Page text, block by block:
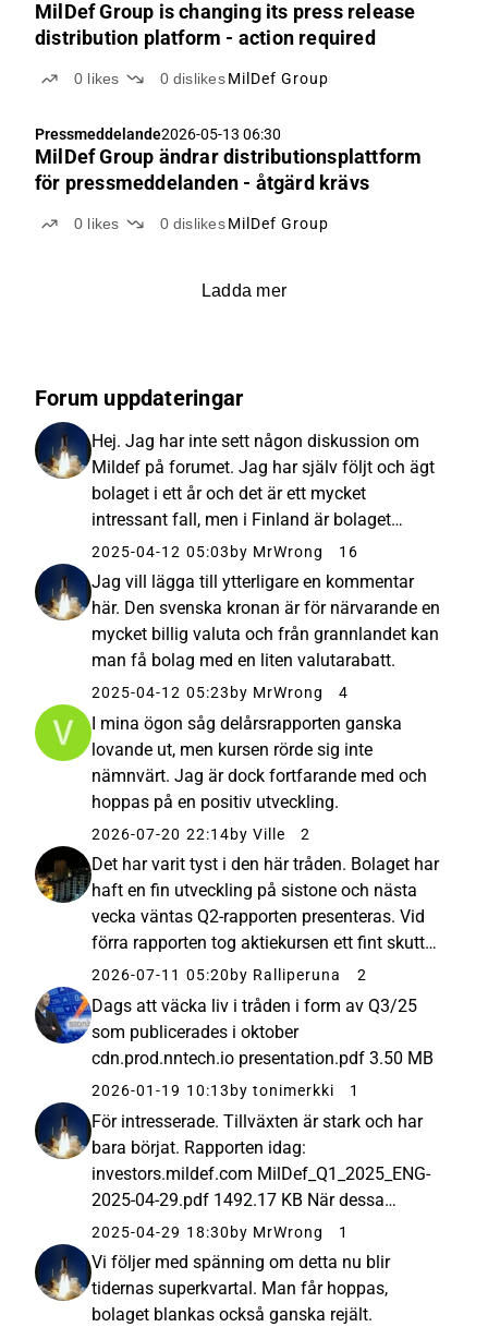
MilDef Group is changing its press release
distribution platform - action required
0 likes 0 dislikes MilDef Group
Pressmeddelande2026-05-13 06:30
MilDef Group ändrar distributionsplattform
för pressmeddelanden - åtgärd krävs
0 likes 0 dislikes MilDef Group
Ladda mer
Forum uppdateringar
Hej. Jag har inte sett någon diskussion om
Mildef på forumet. Jag har själv följt och ägt
bolaget i ett år och det är ett mycket
intressant fall, men i Finland är bolaget
mindre känt. I Börsdagens svenska avsnitt
presenterades bolaget, om jag minns rätt, lite
mer ingående. Bolaget...
2025-04-12 05:03by MrWrong 16
Jag vill lägga till ytterligare en kommentar
här. Den svenska kronan är för närvarande en
mycket billig valuta och från grannlandet kan
man få bolag med en liten valutarabatt.
2025-04-12 05:23 by MrWrong 4
I mina ögon såg delårsrapporten ganska
lovande ut, men kursen rörde sig inte
nämnvärt. Jag är dock fortfarande med och
hoppas på en positiv utveckling.
2026-07-20 22:14by Ville 2
Det har varit tyst i den här tråden. Bolaget har
haft en fin utveckling på sistone och nästa
vecka väntas Q2-rapporten presenteras. Vid
förra rapporten tog aktiekursen ett fint skutt
uppåt. Ett omfattande 7-årsavtal med det
svenska försvaret offentliggjordes ju nyligen.
Har ni andra...
2026-07-11 05:20 by Ralliperuna 2
Dags att väcka liv i tråden i form av Q3/25
som publicerades i oktober
cdn.prod.nntech.io presentation.pdf 3.50 MB
2026-01-19 10:13 by tonimerkki 1
För intresserade. Tillväxten är stark och har
bara börjat. Rapporten idag:
investors.mildef.com MilDef_Q1_2025_ENG-
2025-04-29.pdf 1492.17 KB När dessa
beställningar kommer, säljer Mildef också:
Helsingin Sanomat – 25 Apr 25 Asekauppa |
Panssareiden jättimäinen yhteisosto saattaa
...
2025-04-29 18:30by MrWrong 1
Vi följer med spänning om detta nu blir
tidernas superkvartal. Man får hoppas,
bolaget blankas också ganska rejält.